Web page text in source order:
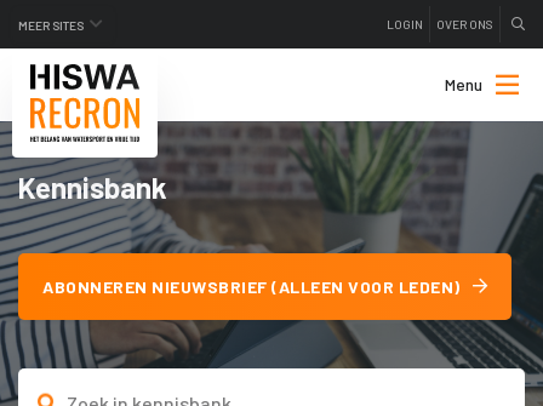
MEER SITES LOGIN OVER ONS
Menu
Kennisbank
ABONNEREN NIEUWSBRIEF (ALLEEN VOOR LEDEN)